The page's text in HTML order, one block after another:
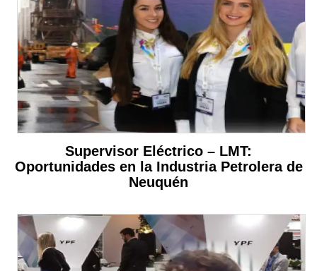
Supervisor Eléctrico – LMT:
Oportunidades en la Industria Petrolera de
Neuquén